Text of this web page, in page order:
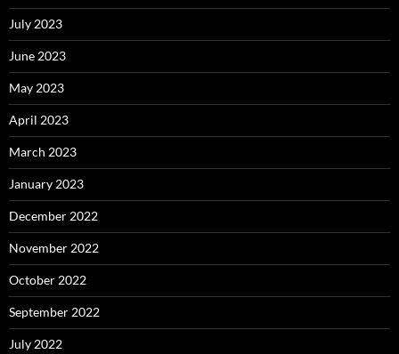
July 2023
June 2023
May 2023
April 2023
March 2023
January 2023
December 2022
November 2022
October 2022
September 2022
July 2022